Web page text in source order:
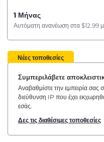
1 Μήνας
Αυτόματη ανανέωση στα $12.99
Νέες τοποθεσίες
Συμπεριλάβετε
Αναβαθμίστε την εμπειρία σας
διεύθυνση IP που έχει
εσάς.
Δες τις διαθέσιμες τοποθεσίες